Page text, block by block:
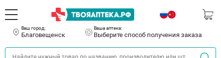
Ваш город:
Благовещенск
Ваша аптека:
Выберите способ получения заказа